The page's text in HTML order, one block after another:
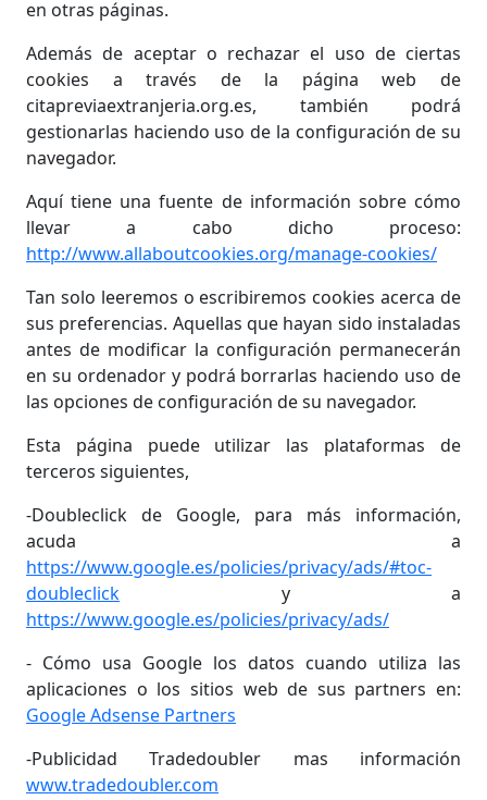
en otras páginas.
Además de aceptar o rechazar el uso de ciertas
cookies a través de la página web de
citapreviaextranjeria.org.es, también podrá
gestionarlas haciendo uso de la configuración de su
navegador.
Aquí tiene una fuente de información sobre cómo
llevar a cabo dicho proceso:
http://www.allaboutcookies.org/manage-cookies/
Tan solo leeremos o escribiremos cookies acerca de
sus preferencias. Aquellas que hayan sido instaladas
antes de modificar la configuración permanecerán
en su ordenador y podrá borrarlas haciendo uso de
las opciones de configuración de su navegador.
Esta página puede utilizar las plataformas de
terceros siguientes,
-Doubleclick de Google, para más información,
acuda a
https://www.google.es/policies/privacy/ads/#toc-
doubleclick y a
https://www.google.es/policies/privacy/ads/
- Cómo usa Google los datos cuando utiliza las
aplicaciones o los sitios web de sus partners en:
Google Adsense Partners
-Publicidad Tradedoubler mas información
www.tradedoubler.com